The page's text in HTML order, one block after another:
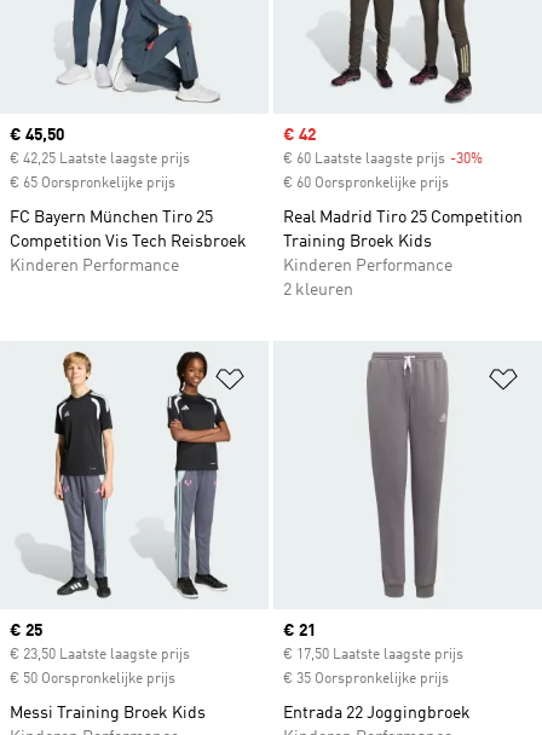
Current price
€ 45,50
€ 42,25 Laatste laagste prijs
€ 65 Oorspronkelijke prijs
FC Bayern München Tiro 25
Competition Vis Tech Reisbroek
Kinderen Performance
Sale price
€ 42
€ 60 Laatste laagste prijs -30%
€ 60 Oorspronkelijke prijs
Real Madrid Tiro 25 Competition
Training Broek Kids
Kinderen Performance
2 kleuren
Op verlanglijst zetten
Current price
€ 25
€ 23,50 Laatste laagste prijs
€ 50 Oorspronkelijke prijs
Messi Training Broek Kids
Current price
€ 21
€ 17,50 Laatste laagste prijs
€ 35 Oorspronkelijke prijs
Entrada 22 Joggingbroek